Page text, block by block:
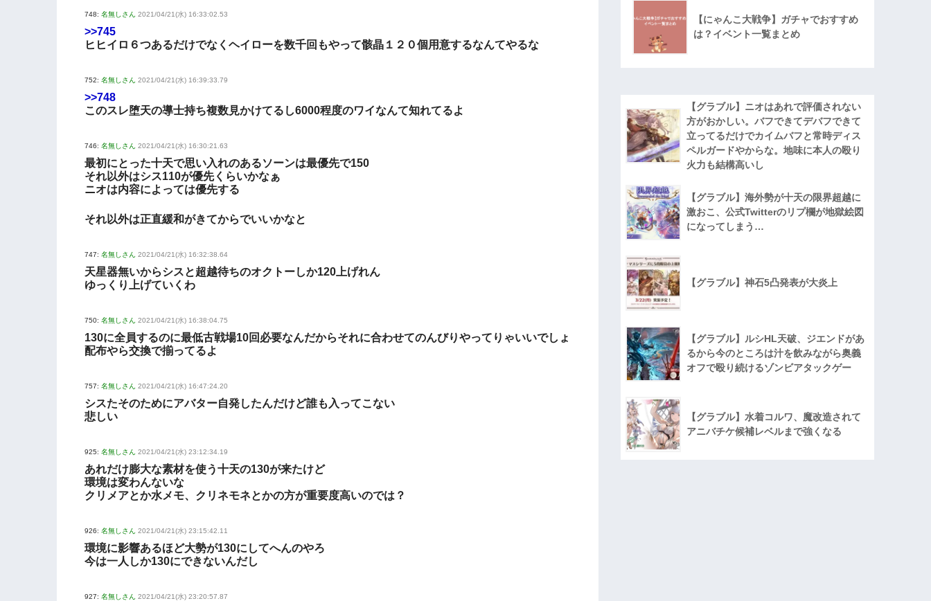
748: 名無しさん 2021/04/21(水) 16:33:02.53
>>745
ヒヒイロ６つあるだけでなくヘイローを数千回もやって骸晶１２０個用意するなんてやるな
752: 名無しさん 2021/04/21(水) 16:39:33.79
>>748
このスレ堕天の導士持ち複数見かけてるし6000程度のワイなんて知れてるよ
746: 名無しさん 2021/04/21(水) 16:30:21.63
最初にとった十天で思い入れのあるソーンは最優先で150
それ以外はシス110が優先くらいかなぁ
ニオは内容によっては優先する
それ以外は正直緩和がきてからでいいかなと
747: 名無しさん 2021/04/21(水) 16:32:38.64
天星器無いからシスと超越待ちのオクトーしか120上げれん
ゆっくり上げていくわ
750: 名無しさん 2021/04/21(水) 16:38:04.75
130に全員するのに最低古戦場10回必要なんだからそれに合わせてのんびりやってりゃいいでしょ
配布やら交換で揃ってるよ
757: 名無しさん 2021/04/21(水) 16:47:24.20
シスたそのためにアバター自発したんだけど誰も入ってこない
悲しい
925: 名無しさん 2021/04/21(水) 23:12:34.19
あれだけ膨大な素材を使う十天の130が来たけど
環境は変わんないな
クリメアとか水メモ、クリネモネとかの方が重要度高いのでは？
926: 名無しさん 2021/04/21(水) 23:15:42.11
環境に影響あるほど大勢が130にしてへんのやろ
今は一人しか130にできないんだし
927: 名無しさん 2021/04/21(水) 23:20:57.87
【にゃんこ大戦争】ガチャでおすすめ
は？イベント一覧まとめ
【グラブル】ニオはあれで評価されない
方がおかしい。バフできてデバフできて
立ってるだけでカイムバフと常時ディス
ペルガードやからな。地味に本人の殴り
火力も結構高いし
【グラブル】海外勢が十天の限界超越に
激おこ、公式Twitterのリプ欄が地獄絵図
になってしまう…
【グラブル】神石5凸発表が大炎上
【グラブル】ルシHL天破、ジエンドがあ
るから今のところは汁を飲みながら奥義
オフで殴り続けるゾンビアタックゲー
【グラブル】水着コルワ、魔改造されて
アニバチケ候補レベルまで強くなる